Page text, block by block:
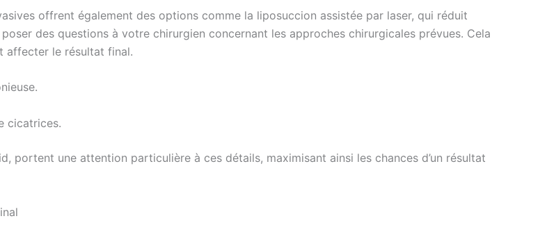
offrent également des options comme la liposuccion assistée par laser, qui réduit
des questions à votre chirurgien concernant les approches chirurgicales prévues. Cela
affecter le résultat final.
cicatrices.
portent une attention particulière à ces détails, maximisant ainsi les chances d’un résultat